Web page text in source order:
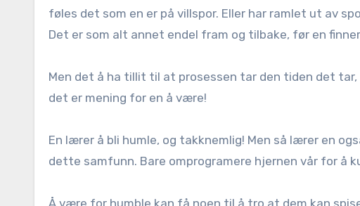
føles det som en er på villspor. Eller har ramlet ut av
Det er som alt annet endel fram og tilbake, før en
Men det å ha tillit til at prosessen tar den tiden det
det er mening for en å være!
En lærer å bli humle, og takknemlig! Men så lærer en
dette samfunn. Bare omprogramere hjernen vår for å
Å være for humble kan få noen til å tro at dem kan